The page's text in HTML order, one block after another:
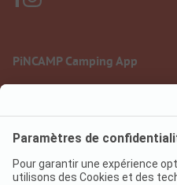
PiNCAMP Camping App